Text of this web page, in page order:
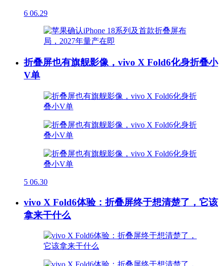
6 06.29
折叠屏也有旗舰影像，vivo X Fold6化身折叠小
V单
5 06.30
vivo X Fold6体验：折叠屏终于想清楚了，它该
拿来干什么